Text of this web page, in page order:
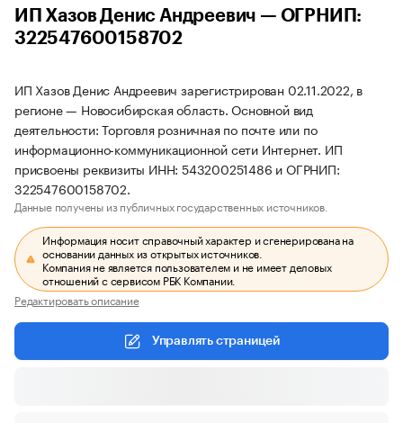
ИП Хазов Денис Андреевич — ОГРНИП:
322547600158702
ИП Хазов Денис Андреевич зарегистрирован 02.11.2022, в
регионе — Новосибирская область. Основной вид
деятельности: Торговля розничная по почте или по
информационно-коммуникационной сети Интернет. ИП
присвоены реквизиты ИНН: 543200251486 и ОГРНИП:
322547600158702.
Данные получены из публичных государственных источников.
Информация носит справочный характер и сгенерирована на
основании данных из открытых источников.
Компания не является пользователем и не имеет деловых
отношений с сервисом РБК Компании.
Редактировать описание
Управлять страницей